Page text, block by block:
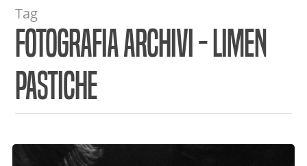
Tag
Fotografia Archivi - Limen
Pastiche